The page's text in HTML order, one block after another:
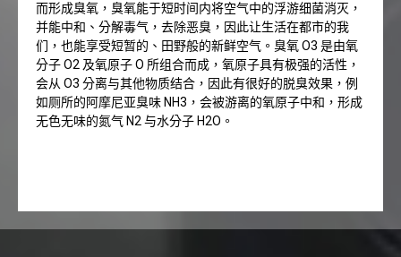
而形成臭氧，臭氧能于短时间内将空气中的浮游细菌消灭，
并能中和、分解毒气，去除恶臭，因此让生活在都市的我
们，也能享受短暂的、田野般的新鲜空气。臭氧 O3 是由氧
分子 O2 及氧原子 O 所组合而成，氧原子具有极强的活性，
会从 O3 分离与其他物质结合，因此有很好的脱臭效果，例
如厕所的阿摩尼亚臭味 NH3，会被游离的氧原子中和，形成
无色无味的氮气 N2 与水分子 H2O。